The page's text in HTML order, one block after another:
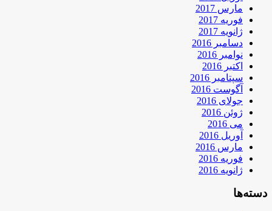
مارس 2017
فوریه 2017
ژانویه 2017
دسامبر 2016
نوامبر 2016
اکتبر 2016
سپتامبر 2016
آگوست 2016
جولای 2016
ژوئن 2016
می 2016
آوریل 2016
مارس 2016
فوریه 2016
ژانویه 2016
دسته‌ها